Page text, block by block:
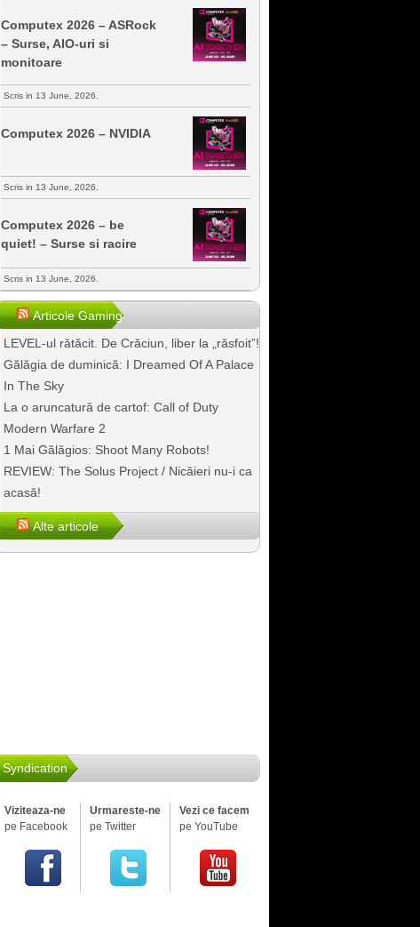
Computex 2026 – ASRock
– Surse, AIO-uri si
monitoare
Scris in 13 June, 2026.
Computex 2026 – NVIDIA
Scris in 13 June, 2026.
Computex 2026 – be
quiet! – Surse si racire
Scris in 13 June, 2026.
Articole Gaming
LEVEL-ul rătăcit. De Crăciun, liber la „răsfoit”!
Gălăgia de duminică: I Dreamed Of A Palace
In The Sky
La o aruncatură de cartof: Call of Duty
Modern Warfare 2
1 Mai Gălăgios: Shoot Many Robots!
REVIEW: The Solus Project / Nicăieri nu-i ca
acasă!
Alte articole
Syndication
Viziteaza-ne
pe Facebook
Urmareste-ne
pe Twitter
Vezi ce facem
pe YouTube